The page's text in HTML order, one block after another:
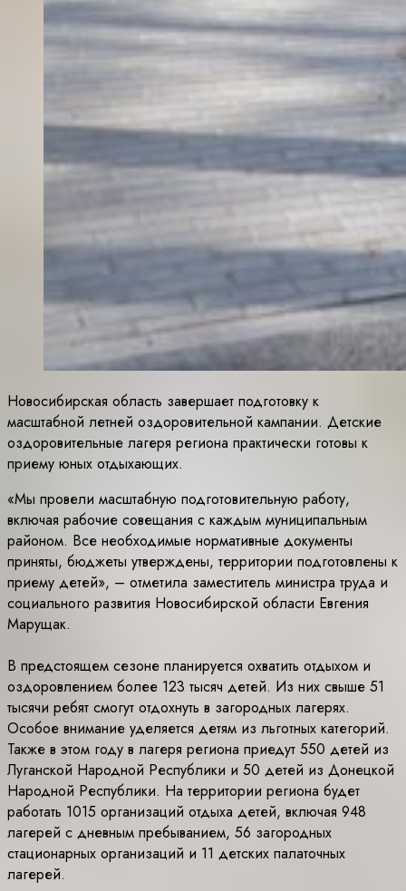
Новосибирская область завершает подготовку к
масштабной летней оздоровительной кампании. Детские
оздоровительные лагеря региона практически готовы к
приему юных отдыхающих.
«Мы провели масштабную подготовительную работу,
включая рабочие совещания с каждым муниципальным
районом. Все необходимые нормативные документы
приняты, бюджеты утверждены, территории подготовлены к
приему детей», – отметила заместитель министра труда и
социального развития Новосибирской области Евгения
Марущак.
В предстоящем сезоне планируется охватить отдыхом и
оздоровлением более 123 тысяч детей. Из них свыше 51
тысячи ребят смогут отдохнуть в загородных лагерях.
Особое внимание уделяется детям из льготных категорий.
Также в этом году в лагеря региона приедут 550 детей из
Луганской Народной Республики и 50 детей из Донецкой
Народной Республики. На территории региона будет
работать 1015 организаций отдыха детей, включая 948
лагерей с дневным пребыванием, 56 загородных
стационарных организаций и 11 детских палаточных
лагерей.